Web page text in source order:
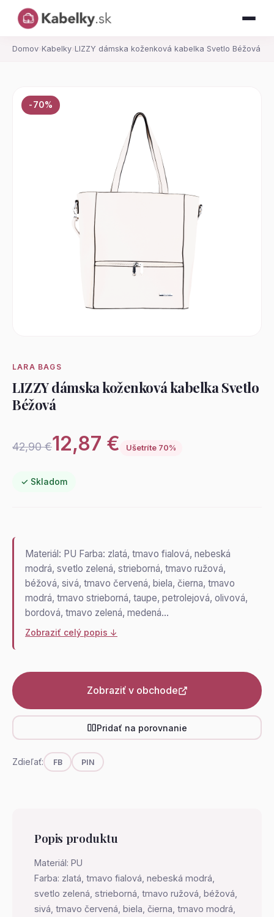
Domov› Kabelky› LIZZY dámska koženková kabelka Svetlo Béžová
-70%
LARA BAGS
LIZZY dámska koženková kabelka Svetlo
Béžová
42,90 €12,87 € Ušetríte 70%
✓ Skladom
Materiál: PU Farba: zlatá, tmavo fialová, nebeská
modrá, svetlo zelená, strieborná, tmavo ružová,
béžová, sivá, tmavo červená, biela, čierna, tmavo
modrá, tmavo strieborná, taupe, petrolejová, olivová,
bordová, tmavo zelená, medená…
Zobraziť celý popis ↓
Zobraziť v obchode
Pridať na porovnanie
Zdieľať: FB PIN
Popis produktu
Materiál: PU
Farba: zlatá, tmavo fialová, nebeská modrá,
svetlo zelená, strieborná, tmavo ružová, béžová,
sivá, tmavo červená, biela, čierna, tmavo modrá,